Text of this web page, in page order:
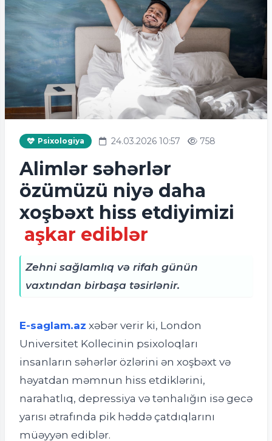
Psixologiya 24.03.2026 10:57 758
Alimlər səhərlər
özümüzü niyə daha
xoşbəxt hiss etdiyimizi
aşkar ediblər
Zehni sağlamlıq və rifah günün
vaxtından birbaşa təsirlənir.
E-saglam.az xəbər verir ki, London
Universitet Kollecinin psixoloqları
insanların səhərlər özlərini ən xoşbəxt və
həyatdan məmnun hiss etdiklərini,
narahatlıq, depressiya və tənhalığın isə gecə
yarısı ətrafında pik həddə çatdıqlarını
müəyyən ediblər.